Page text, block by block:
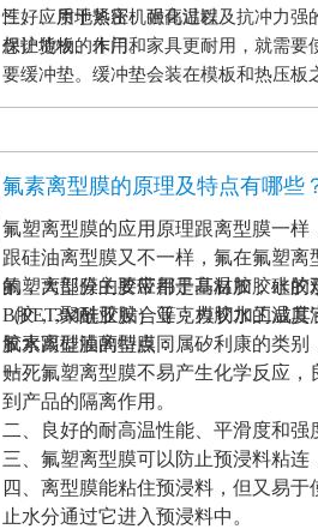
性好、质地紧密、耐高温以及抗冲力强
保护货物的作用。
三、应用于热压机强化过程
想让地板、木门和家具更耐用，就需
要缓冲垫。缓冲垫会装在模板和热压
工作压力的作用。而且使用缓冲垫还
氟素离型膜的原理及特点有哪些
氟塑离型膜的应用原理跟离型膜一
跟硅油离型膜又不一样，氟在氟塑
的，大部分的胶带都是基材加胶水
（PET,聚酰亚胺）亚克力胶水的温
胶水跟硅油离型膜同属矽利康的类
贴死。
氟塑离型膜主要应用于高温胶，硅
B胶，3M硅胶贴合等；模切加工成
氟素离型膜的特点：
一、氟塑离型膜不易产生化学反应
到产品的隔离作用。
二、良好的耐高温性能、平滑度和强
三、氟塑离型膜可以防止预浸料粘连
四、离型膜能粘住预浸料，但又易
止水分通过它进入预浸料中。